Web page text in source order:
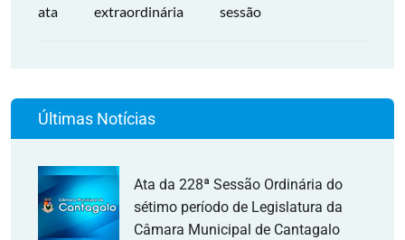
ata extraordinária sessão
Últimas Notícias
Ata da 228ª Sessão Ordinária do
sétimo período de Legislatura da
Câmara Municipal de Cantagalo